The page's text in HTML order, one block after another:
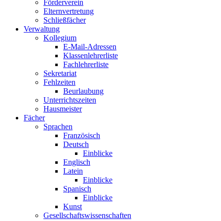
Förderverein
Elternvertretung
Schließfächer
Verwaltung
Kollegium
E-Mail-Adressen
Klassenlehrerliste
Fachlehrerliste
Sekretariat
Fehlzeiten
Beurlaubung
Unterrichtszeiten
Hausmeister
Fächer
Sprachen
Französisch
Deutsch
Einblicke
Englisch
Latein
Einblicke
Spanisch
Einblicke
Kunst
Gesellschaftswissenschaften